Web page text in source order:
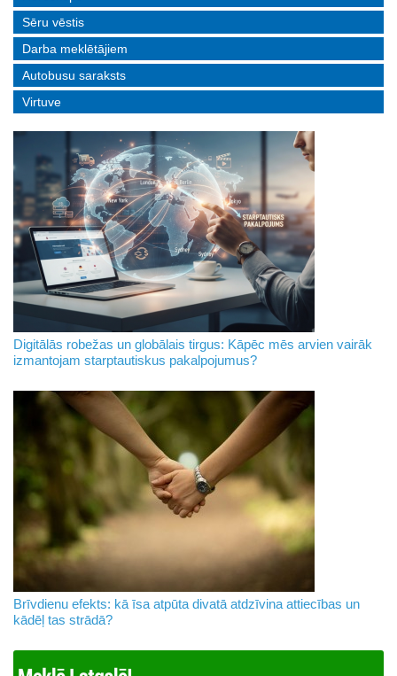
Sēru vēstis
Darba meklētājiem
Autobusu saraksts
Virtuve
Digitālās robežas un globālais tirgus: Kāpēc mēs arvien vairāk
izmantojam starptautiskus pakalpojumus?
Brīvdienu efekts: kā īsa atpūta divatā atdzīvina attiecības un
kādēļ tas strādā?